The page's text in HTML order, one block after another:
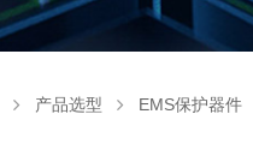
产品选型 EMS保护器件